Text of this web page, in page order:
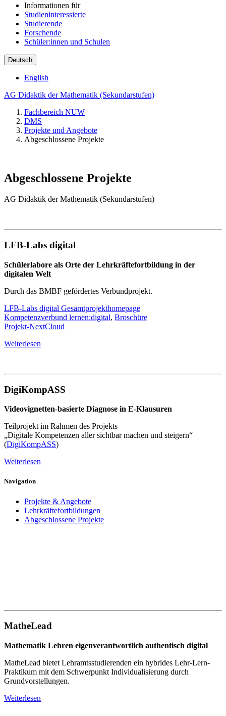
Informationen für
Studieninteressierte
Studierende
Forschende
Schüler:innen und Schulen
Deutsch
English
AG Didaktik der Mathematik (Sekundarstufen)
Fachbereich NUW
DMS
Projekte und Angebote
Abgeschlossene Projekte
Abgeschlossene Projekte
AG Didaktik der Mathematik (Sekundarstufen)
LFB-Labs digital
Schülerlabore als Orte der Lehrkräftefortbildung in der
digitalen Welt
Durch das BMBF gefördertes Verbundprojekt.
LFB-Labs digital Gesamtprojekthomepage
Kompetenzverbund lernen:digital, Broschüre
Projekt-NextCloud
Weiterlesen
DigiKompASS
Videovignetten-basierte Diagnose in E-Klausuren
Teilprojekt im Rahmen des Projekts
„Digitale Kompetenzen aller sichtbar machen und steigern“
(DigiKompASS)
Weiterlesen
Navigation
Projekte & Angebote
Lehrkräftefortbildungen
Abgeschlossene Projekte
MatheLead
Mathematik Lehren eigenverantwortlich authentisch digital
MatheLead bietet Lehramtsstudierenden ein hybrides Lehr-Lern-
Praktikum mit dem Schwerpunkt Individualisierung durch
Grundvorstellungen.
Weiterlesen